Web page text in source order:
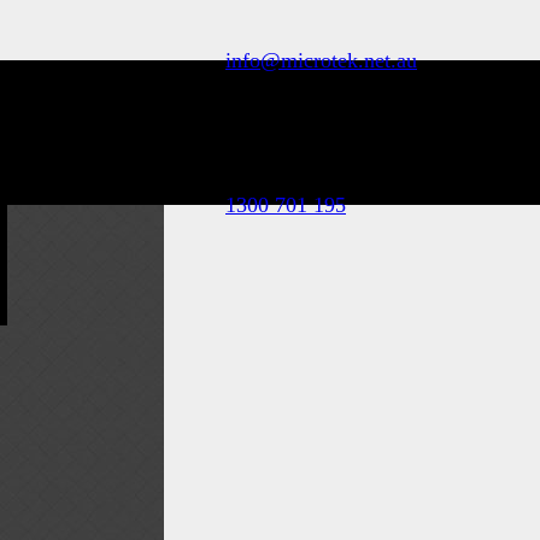
info@microtek.net.au
1300 701 195